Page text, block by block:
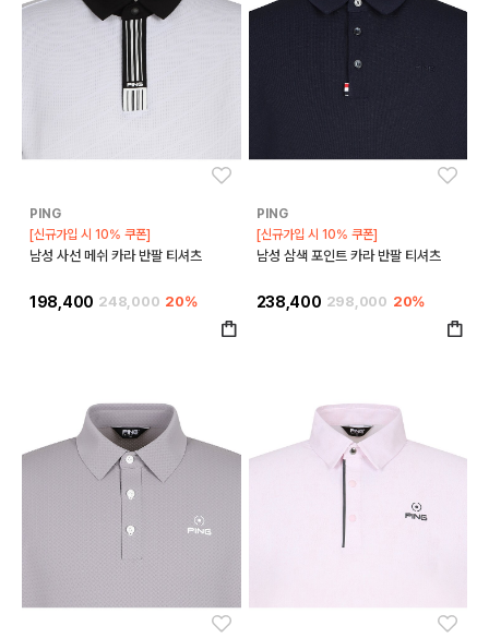
PING
[신규가입 시 10% 쿠폰]
남성 사선 메쉬 카라 반팔 티셔츠
198,400 248,000 20%
PING
[신규가입 시 10% 쿠폰]
남성 삼색 포인트 카라 반팔 티셔츠
238,400 298,000 20%